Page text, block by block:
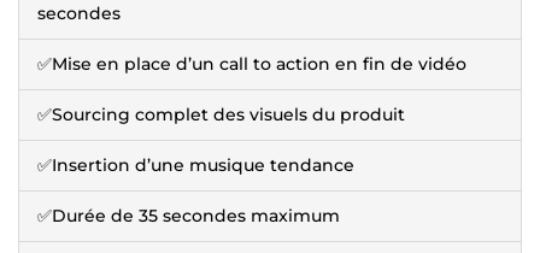
secondes
✅Mise en place d’un call to action en fin de vidéo
✅Sourcing complet des visuels du produit
✅Insertion d’une musique tendance
✅Durée de 35 secondes maximum